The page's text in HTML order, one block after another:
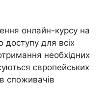
онлайн-курсу на
доступу для всіх
необхідних
європейських
споживачів